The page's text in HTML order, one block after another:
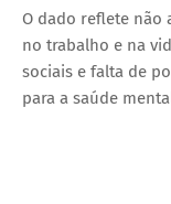
O dado reflete não
no trabalho e na
sociais e falta de
para a saúde